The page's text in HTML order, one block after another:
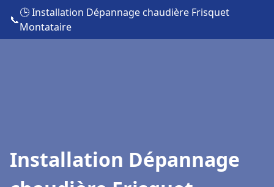
📞
🕒 Installation Dépannage chaudière Frisquet
Montataire
Installation Dépannage